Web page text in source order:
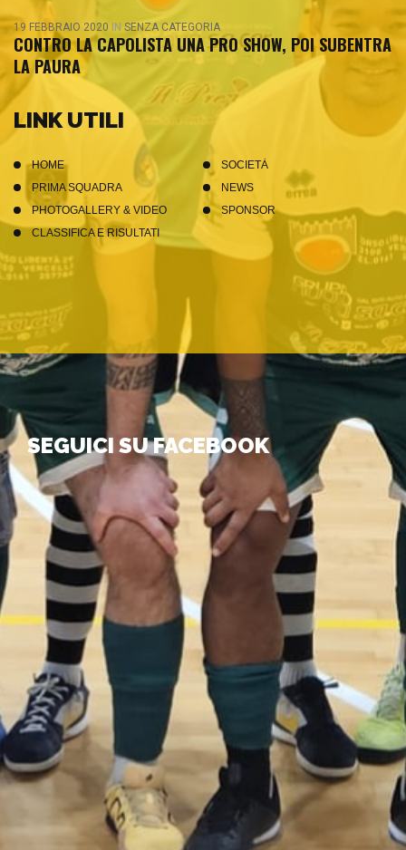
19 FEBBRAIO 2020 IN SENZA CATEGORIA
CONTRO LA CAPOLISTA UNA PRO SHOW, POI SUBENTRA
LA PAURA
LINK UTILI
HOME
SOCIETÀ
PRIMA SQUADRA
NEWS
PHOTOGALLERY & VIDEO
SPONSOR
CLASSIFICA E RISULTATI
SEGUICI SU FACEBOOK